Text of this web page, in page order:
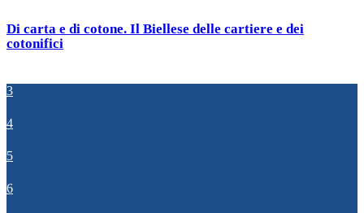
Di carta e di cotone. Il Biellese delle cartiere e dei
cotonifici
3
4
5
6